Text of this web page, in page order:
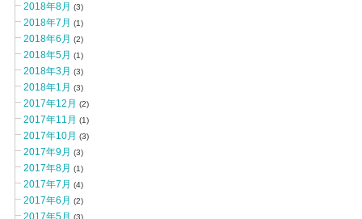
2018年8月 (3)
2018年7月 (1)
2018年6月 (2)
2018年5月 (1)
2018年3月 (3)
2018年1月 (3)
2017年12月 (2)
2017年11月 (1)
2017年10月 (3)
2017年9月 (3)
2017年8月 (1)
2017年7月 (4)
2017年6月 (2)
(3)